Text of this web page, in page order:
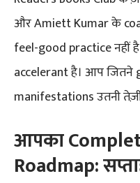
और Amiett Kumar के
feel-good practice नहीं
accelerant है। आप जितने
manifestations उतनी
आपका
Roadmap: